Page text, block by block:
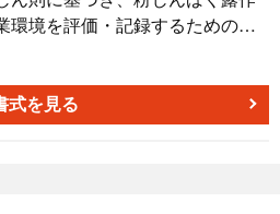
の範囲内でのみ利用し、アク
止策など、適切な安全管理措置
。 ■テンプレートの
化＞ 必要な情報が一覧化されて
にかかる時間を削減できます。
環境を評価・記録するための
」テンプレートです。作業環境
法令遵守を支援することを目的
式を見る